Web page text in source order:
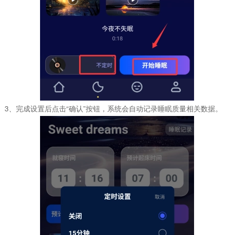
3、完成设置后点击“确认”按钮，系统会自动记录睡眠质量相关数据。